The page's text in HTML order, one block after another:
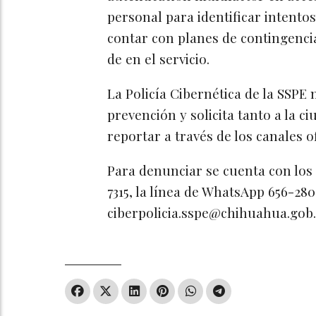
personal para identificar
contar con planes de
de en el servicio.
La Policía Cibernética de la
prevención y solicita tanto a la
reportar a través de los canales
Para denunciar se cuenta con los
7315, la línea de WhatsApp 656-